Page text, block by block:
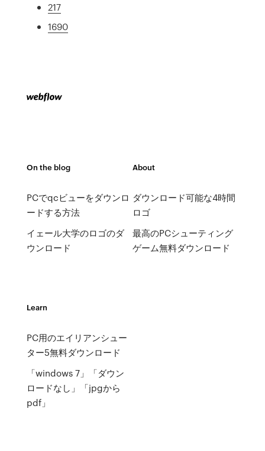
217
1690
On the blog
PCでqcビューをダウンロ
ードする方法
イェール大学のロゴのダ
ウンロード
About
ダウンロード可能な4時間
ロゴ
最高のPCシューティング
ゲーム無料ダウンロード
Learn
PC用のエイリアンシュー
ター5無料ダウンロード
「windows 7」「ダウン
ロードなし」「jpgから
pdf」